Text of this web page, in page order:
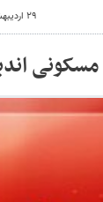
۲۹ اردیبهشت ۱۴۰۵ - ۱۶:۰۰
مسکونی